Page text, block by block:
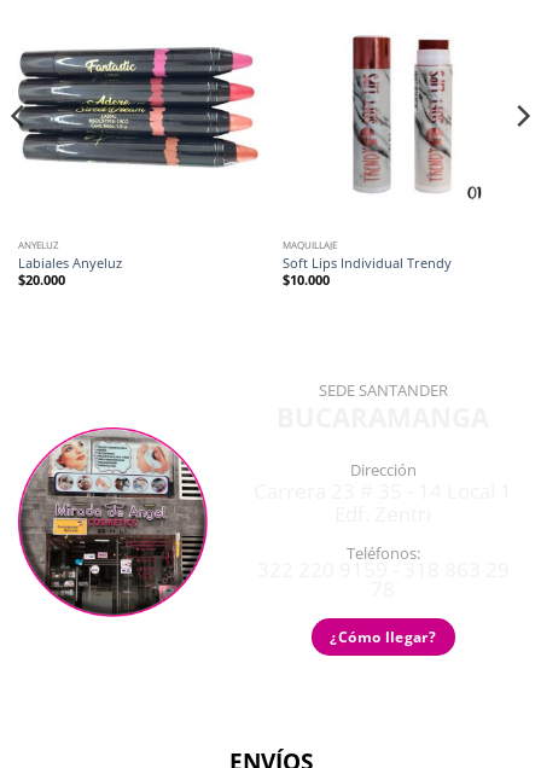
ANYELUZ
Labiales Anyeluz
$20.000
MAQUILLAJE
Soft Lips Individual Trendy
$10.000
SEDE SANTANDER
Dirección
Teléfonos:
¿Cómo llegar?
ENVÍOS